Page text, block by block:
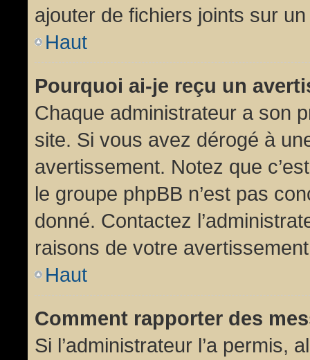
ajouter de fichiers joints sur
Haut
Pourquoi ai-je reçu un
Chaque administrateur a son
site. Si vous avez dérogé à
avertissement. Notez que
le groupe phpBB n’est pas
donné. Contactez
raisons de votre
Haut
Comment rapporter des
Si l’administrateur l’a permis,